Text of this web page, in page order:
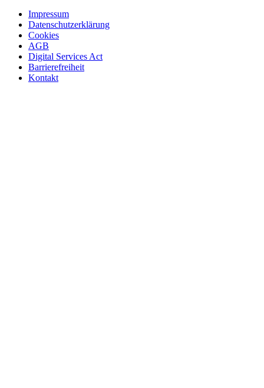
Impressum
Datenschutzerklärung
Cookies
AGB
Digital Services Act
Barrierefreiheit
Kontakt